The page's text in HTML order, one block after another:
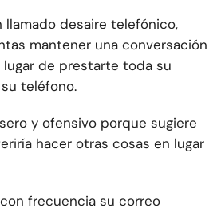
llamado desaire telefónico,
mantener una conversación
de prestarte toda su
teléfono.
y ofensivo porque sugiere
hacer otras cosas en lugar
frecuencia su correo